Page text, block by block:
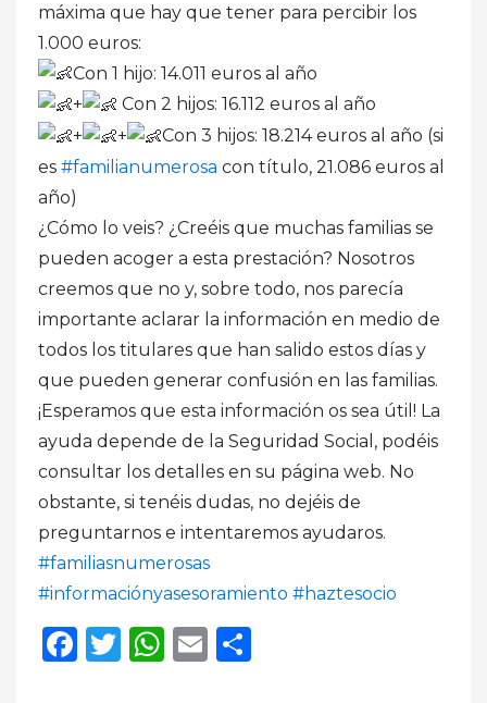
máxima que hay que tener para percibir los
1.000 euros:
Con 1 hijo: 14.011 euros al año
+
Con 2 hijos: 16.112 euros al año
+
+
Con 3 hijos: 18.214 euros al año (si
es #familianumerosa con título, 21.086 euros al
año)
¿Cómo lo veis? ¿Creéis que muchas familias se
pueden acoger a esta prestación? Nosotros
creemos que no y, sobre todo, nos parecía
importante aclarar la información en medio de
todos los titulares que han salido estos días y
que pueden generar confusión en las familias.
¡Esperamos que esta información os sea útil! La
ayuda depende de la Seguridad Social, podéis
consultar los detalles en su página web. No
obstante, si tenéis dudas, no dejéis de
preguntarnos e intentaremos ayudaros.
#familiasnumerosas
#informaciónyasesoramiento #haztesocio
Facebook
Twitter
WhatsApp
Email